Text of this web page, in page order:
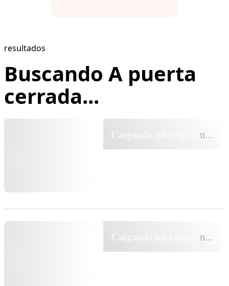
resultados
Buscando A puerta
cerrada...
Cargando información...
Cargando información...